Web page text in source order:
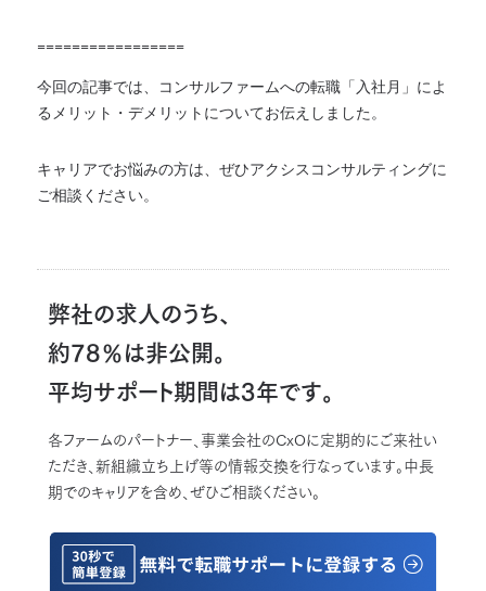
=================
今回の記事では、コンサルファームへの転職「入社月」によ
るメリット・デメリットについてお伝えしました。
キャリアでお悩みの方は、ぜひアクシスコンサルティングに
ご相談ください。
弊社の求人のうち、
約78％は非公開。
平均サポート期間は3年です。
各ファームのパートナー、事業会社のCxOに定期的にご来社い
ただき、新組織立ち上げ等の情報交換を行なっています。中長
期でのキャリアを含め、ぜひご相談ください。